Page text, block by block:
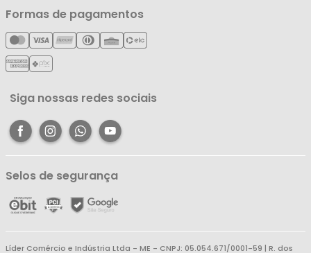
Cartão Líderzan
Política de Entrega
Política de Reembolso
Minha Conta
Meus Pedidos
Meus Favoritos
Central de Atendimento
Formas de pagamentos
Siga nossas redes sociais
Selos de segurança
Líder Comércio e Indústria Ltda - ME - CNPJ: 05.054.671/0001-59 | R. dos